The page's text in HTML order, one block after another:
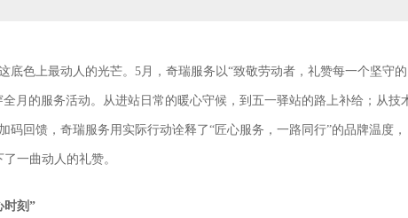
底色上最动人的光芒。5月，奇瑞服务以“致敬劳动者，礼赞每一个坚守的
月的服务活动。从进站日常的暖心守候，到五一驿站的路上补给；从技
回馈，奇瑞服务用实际行动诠释了“匠心服务，一路同行”的品牌温度，
一曲动人的礼赞。
时刻”